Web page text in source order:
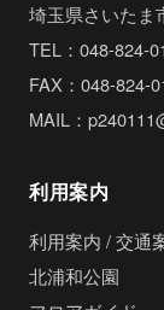
埼玉県さいたま
TEL：048-824-
FAX：048-824-
MAIL：
利用案内
利用案内 / 交通
北浦和公園